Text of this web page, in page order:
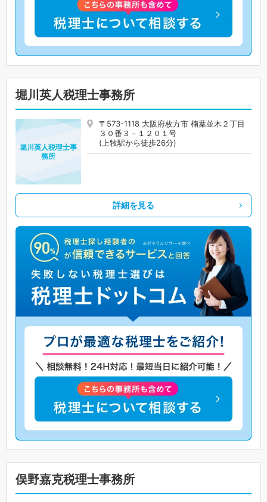
堀川英人税理士事務所
〒573-1118 大阪府枚方市 楠葉並木２丁目
３０番３－１２０１号
(上牧駅から徒歩26分)
堀川英人税理士事
務所
詳細を見る
俣野嘉克税理士事務所